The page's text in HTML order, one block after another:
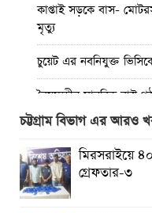
কাপ্তাই সড়কে বাস-
মৃত্যু
চুয়েট এর নবনিযুক্ত
বৈষম্যহীন মানবিক রাষ্ট্র
জানাতে হবে : জননেতা
তিন দিন পর ব্রহ্মপুত্র
থেকে উদ্ধার
ব্রহ্মপুত্র নদে নিখোঁজ
চট্টগ্রাম বিভাগ এর আরও
মিরসরাইয়ে
গ্রেফতার-৩